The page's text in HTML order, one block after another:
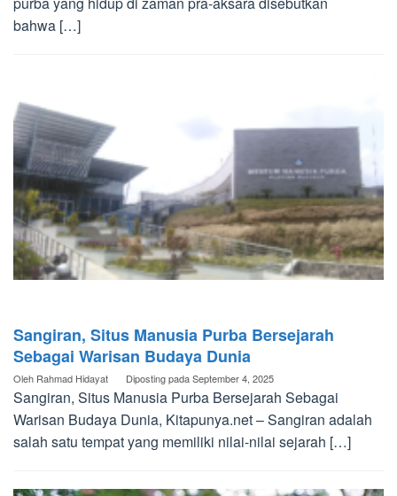
bahwa […]
Sangiran, Situs Manusia Purba Bersejarah
Sebagai Warisan Budaya Dunia
Oleh Rahmad Hidayat Diposting padaSeptember 4, 2025
Sangiran, Situs Manusia Purba Bersejarah Sebagai
Warisan Budaya Dunia, Kitapunya.net – Sangiran adalah
salah satu tempat yang memiliki nilai-nilai sejarah […]